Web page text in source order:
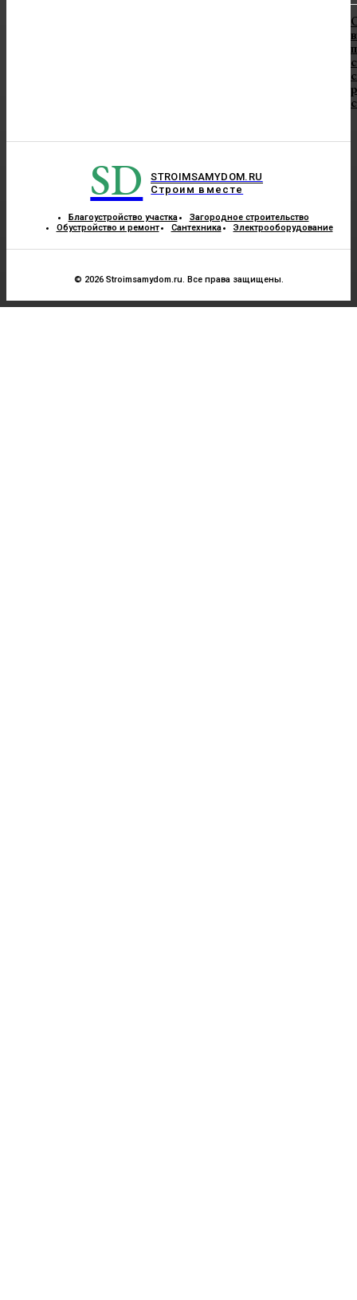
SD
STROIMSAMYDOM.RU
Строим вместе
Благоустройство участка
Загородное строительство
Обустройство и ремонт
Сантехника Электрооборудование
© 2026 Stroimsamydom.ru. Все права защищены.